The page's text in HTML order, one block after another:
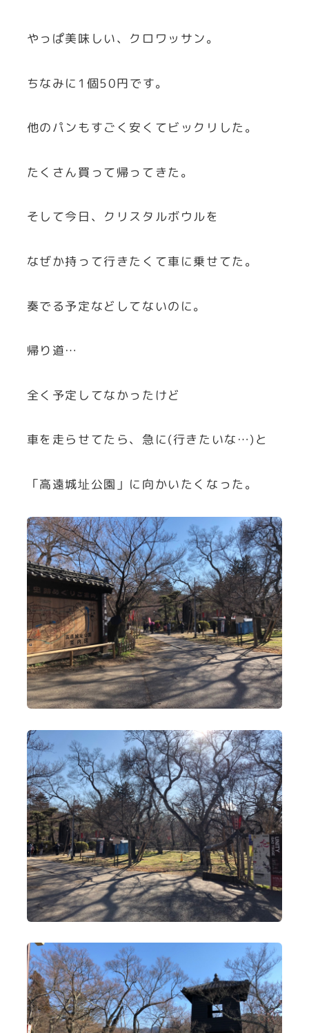
やっぱ美味しい、クロワッサン。
ちなみに1個50円です。
他のパンもすごく安くてビックリした。
たくさん買って帰ってきた。
そして今日、クリスタルボウルを
なぜか持って行きたくて車に乗せてた。
奏でる予定などしてないのに。
帰り道…
全く予定してなかったけど
車を走らせてたら、急に(行きたいな…)と
「高遠城址公園」に向かいたくなった。